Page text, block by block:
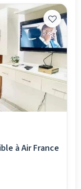
à Air France